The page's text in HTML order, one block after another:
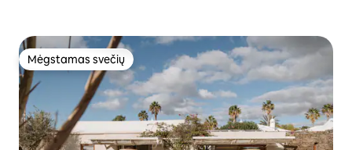
Mėgstamas svečių
Mėgstamas svečių